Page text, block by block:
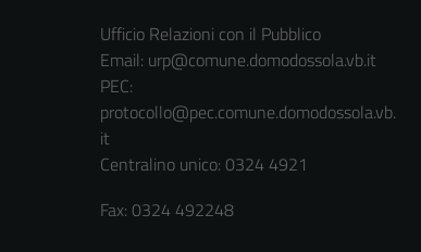
Ufficio Relazioni con il Pubblico
Email: urp@comune.domodossola.vb.it
PEC:
protocollo@pec.comune.domodossola.vb.
it
Centralino unico: 0324 4921
Fax: 0324 492248